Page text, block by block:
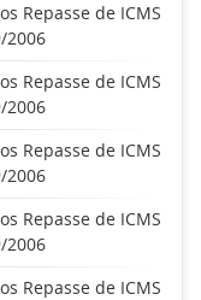
Repasse de ICMS
2006
Repasse de ICMS
2006
Repasse de ICMS
2006
Repasse de ICMS
2006
Repasse de ICMS